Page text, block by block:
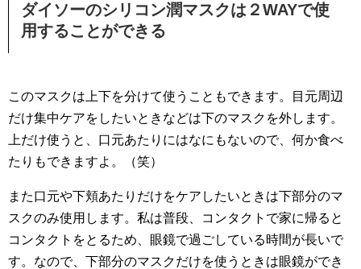
ダイソーのシリコン潤マスクは２WAYで使
用することができる
このマスクは上下を分けて使うこともできます。目元周辺
だけ集中ケアをしたいときなどは下のマスクを外します。
上だけ使うと、口元あたりにはなにもないので、何か食べ
たりもできますよ。（笑）
また口元や下頬あたりだけをケアしたいときは下部分のマ
スクのみ使用します。私は普段、コンタクトで家に帰ると
コンタクトをとるため、眼鏡で過ごしている時間が長いで
す。なので、下部分のマスクだけを使うときは眼鏡ができ